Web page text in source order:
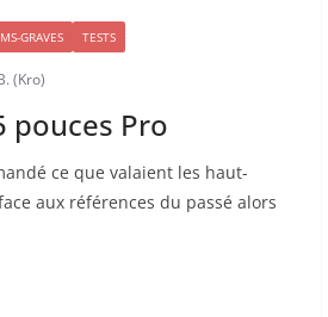
GRAVES TESTS
(Kro)
pouces Pro
ce que valaient les haut-
aux références du passé alors